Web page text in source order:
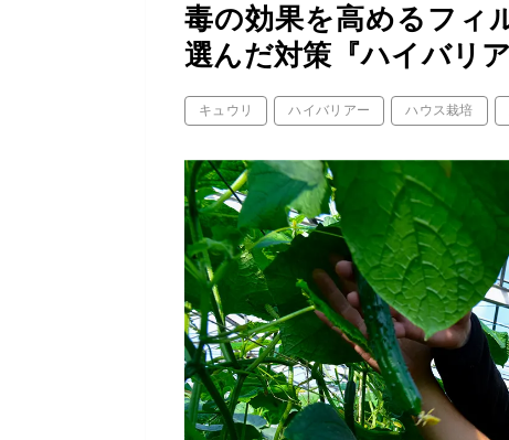
毒の効果を高めるフィ
選んだ対策『ハイバリ
キュウリ ハイバリアー ハウス栽培